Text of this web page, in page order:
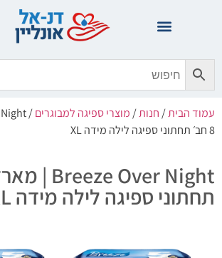
עמוד הבית/חנות/מוצרי ספיגה למבוגרים
8 חב׳ תחתוני ספיגה לילה מידה XL
תחתוני ספיגה לילה מידה XL